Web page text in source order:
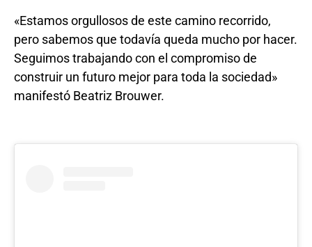
«Estamos orgullosos de este camino recorrido,
pero sabemos que todavía queda mucho por hacer.
Seguimos trabajando con el compromiso de
construir un futuro mejor para toda la sociedad»
manifestó Beatriz Brouwer.